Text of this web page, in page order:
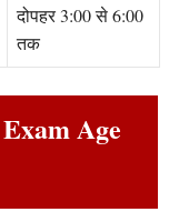
दोपहर 3:00 से 6:00
तक
Age